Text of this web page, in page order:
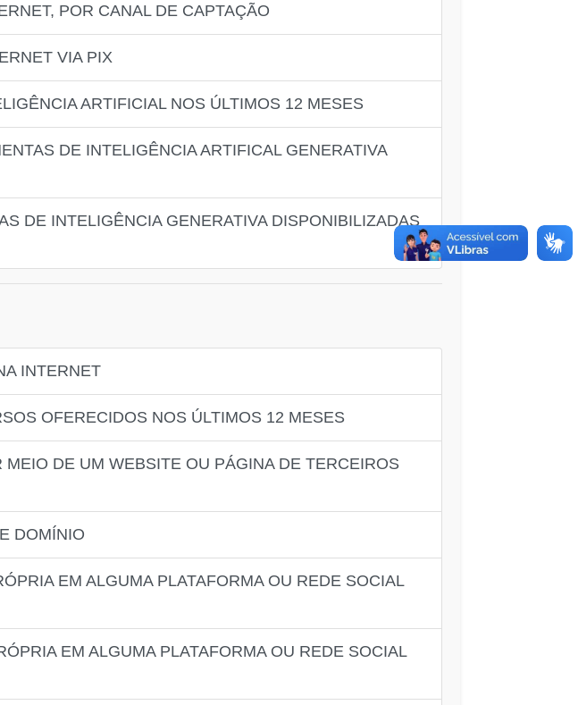
POR CANAL DE CAPTAÇÃO
VIA PIX
ARTIFICIAL NOS ÚLTIMOS 12 MESES
DE INTELIGÊNCIA ARTIFICAL GENERATIVA
DE INTELIGÊNCIA GENERATIVA DISPONIBILIZADAS
INTERNET
OFERECIDOS NOS ÚLTIMOS 12 MESES
DE UM WEBSITE OU PÁGINA DE TERCEIROS
DOMÍNIO
EM ALGUMA PLATAFORMA OU REDE SOCIAL
EM ALGUMA PLATAFORMA OU REDE SOCIAL